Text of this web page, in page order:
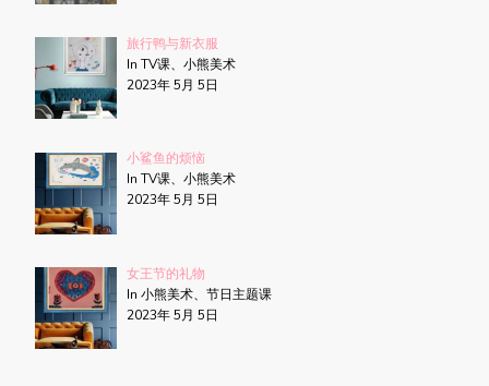
旅行鸭与新衣服
In TV课、小熊美术
2023年 5月 5日
小鲨鱼的烦恼
In TV课、小熊美术
2023年 5月 5日
女王节的礼物
In 小熊美术、节日主题课
2023年 5月 5日